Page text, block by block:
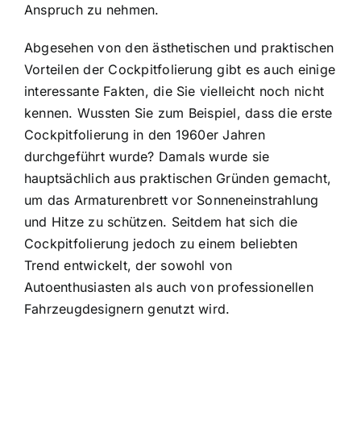
Anspruch zu nehmen.
Abgesehen von den ästhetischen und praktischen
Vorteilen der Cockpitfolierung gibt es auch einige
interessante Fakten, die Sie vielleicht noch nicht
kennen. Wussten Sie zum Beispiel, dass die erste
Cockpitfolierung in den 1960er Jahren
durchgeführt wurde? Damals wurde sie
hauptsächlich aus praktischen Gründen gemacht,
um das Armaturenbrett vor Sonneneinstrahlung
und Hitze zu schützen. Seitdem hat sich die
Cockpitfolierung jedoch zu einem beliebten
Trend entwickelt, der sowohl von
Autoenthusiasten als auch von professionellen
Fahrzeugdesignern genutzt wird.